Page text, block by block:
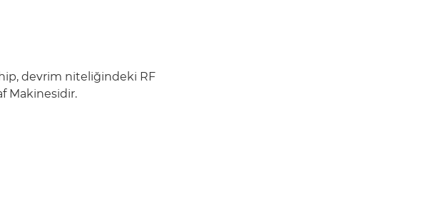
devrim niteliğindeki RF
Makinesidir.